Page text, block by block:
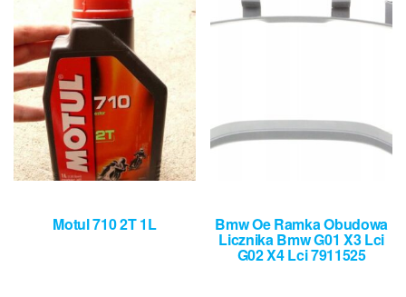
Motul 710 2T 1L Bmw Oe Ramka Obudowa
Licznika Bmw G01 X3 Lci
G02 X4 Lci 7911525